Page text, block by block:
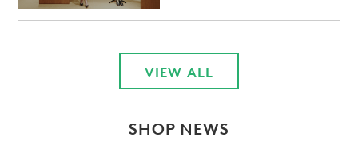
VIEW ALL
SHOP NEWS